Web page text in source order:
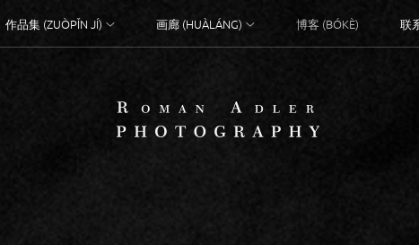
作品集 (ZUÒPǏN JÍ) 画廊 (HUÀLÁNG) 博客 (BÓKÈ) 联